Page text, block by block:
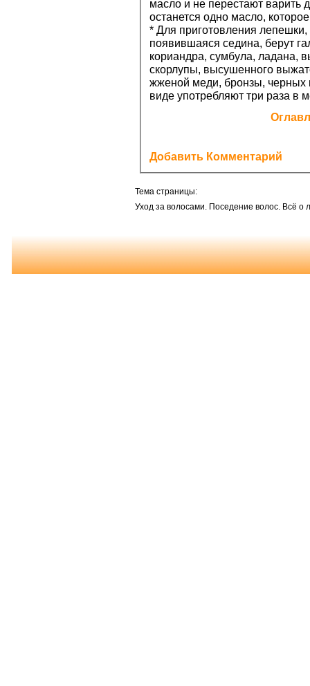
масло и не перестают варить
останется одно масло,
* Для приготовления
появившаяся седина, берут
кориандра, сумбула, ладана,
скорлупы, высушенного
жженой меди, бронзы,
виде употребляют три раза в
Добавить Комментарий
Тема страницы:
Уход за волосами. Поседение волос. Всё о